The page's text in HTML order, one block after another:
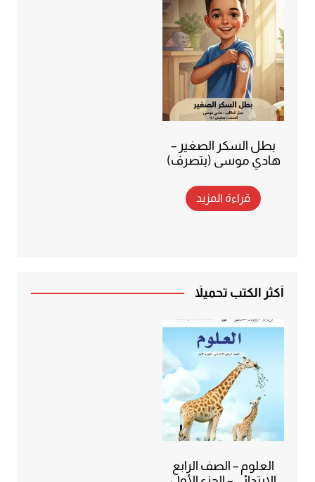
بطل السكر الصغير –
هادي موسى (بتصرف)
قراءة المزيد
أكثر الكتب تحميلاً
العلوم – الصف الرابع